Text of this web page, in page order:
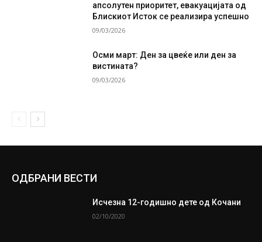
апсолутен приоритет, евакуацијата од
Блискиот Исток се реализира успешно
09/03/2026
Осми март: Ден за цвеќе или ден за
вистината?
09/03/2026
ОДБРАНИ ВЕСТИ
Исчезна 12-годишно дете од Кочани
02/10/2020